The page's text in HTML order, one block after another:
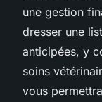
une gestion
dresser une
anticipées, y
soins
vous